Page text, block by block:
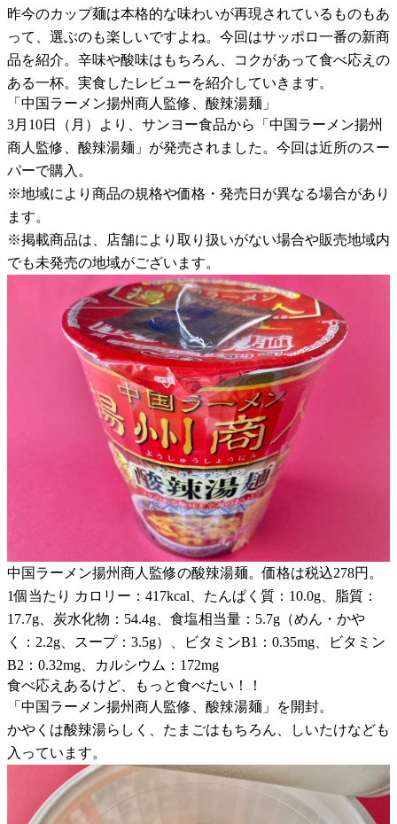
昨今のカップ麺は本格的な味わいが再現されているものもあ
って、選ぶのも楽しいですよね。今回はサッポロ一番の新商
品を紹介。辛味や酸味はもちろん、コクがあって食べ応えの
ある一杯。実食したレビューを紹介していきます。
「中国ラーメン揚州商人監修、酸辣湯麺」
3月10日（月）より、サンヨー食品から「中国ラーメン揚州
商人監修、酸辣湯麺」が発売されました。今回は近所のスー
パーで購入。
※地域により商品の規格や価格・発売日が異なる場合があり
ます。
※掲載商品は、店舗により取り扱いがない場合や販売地域内
でも未発売の地域がございます。
中国ラーメン揚州商人監修の酸辣湯麺。価格は税込278円。
1個当たり カロリー：417kcal、たんぱく質：10.0g、脂質：
17.7g、炭水化物：54.4g、食塩相当量：5.7g（めん・かや
く：2.2g、スープ：3.5g）、ビタミンB1：0.35mg、ビタミン
B2：0.32mg、カルシウム：172mg
食べ応えあるけど、もっと食べたい！！
「中国ラーメン揚州商人監修、酸辣湯麺」を開封。
かやくは酸辣湯らしく、たまごはもちろん、しいたけなども
入っています。